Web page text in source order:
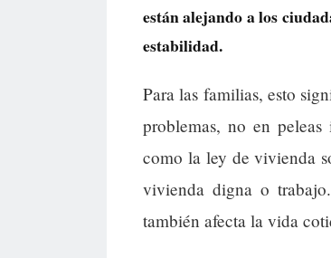
están alejando a los
estabilidad.
Para las familias, esto
problemas, no en
como la ley de vivienda
vivienda digna o
también afecta la vida